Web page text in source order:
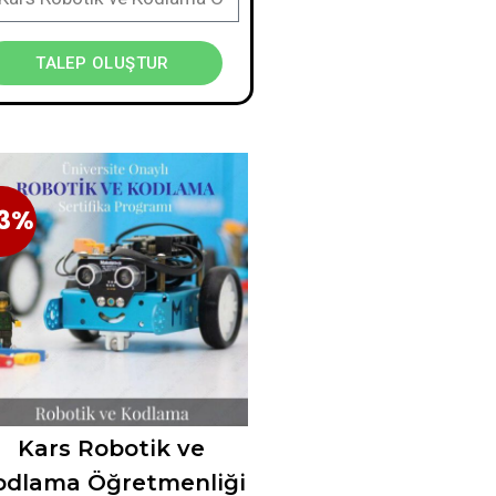
TALEP OLUŞTUR
Kars Robotik ve
Öğretmenliği